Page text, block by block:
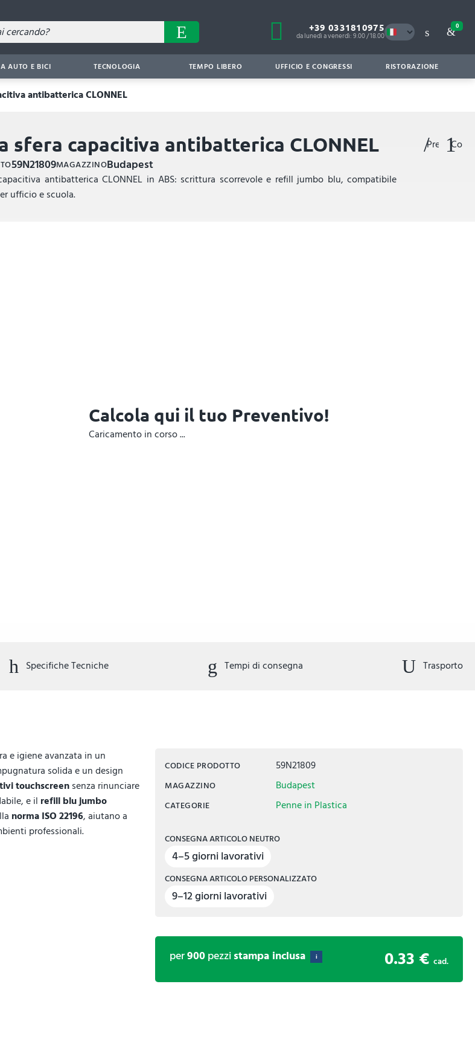
+39 0331810975
da lunedì a venerdì: 9.00 / 18.00
0
AUTO E BICI TECNOLOGIA TEMPO LIBERO UFFICIO E CONGRESSI RISTORAZIONE
antibatterica CLONNEL
sfera capacitiva antibatterica CLONNEL
59N21809MAGAZZINOBudapest
antibatterica CLONNEL in ABS: scrittura scorrevole e refill jumbo blu, compatibile
ufficio e scuola.
Preferiti
Calcola qui il tuo Preventivo!
Caricamento in corso ...
Specifiche Tecniche Tempi di consegna Trasporto
e igiene avanzata in un
solida e un design
touchscreensenza rinunciare
e il refill blu jumbo
norma ISO 22196, aiutano a
professionali.
CODICE PRODOTTO 59N21809
MAGAZZINO Budapest
CATEGORIE Penne in Plastica
CONSEGNA ARTICOLO NEUTRO
4–5 giorni lavorativi
CONSEGNA ARTICOLO PERSONALIZZATO
9–12 giorni lavorativi
per900pezzistampa inclusa i 0.33 € cad.